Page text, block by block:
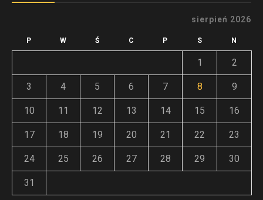
sierpień 2026
P W Ś C P S N
1 2
3 4 5 6 7 8 9
10 11 12 13 14 15 16
17 18 19 20 21 22 23
24 25 26 27 28 29 30
31